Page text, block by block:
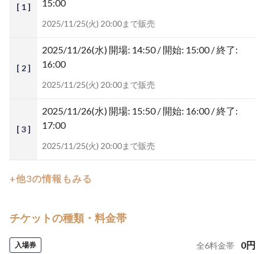
[ 1 ]
15:00
2025/11/25(火) 20:00まで販売
[ 2 ]
2025/11/26(水) 開場: 14:50 / 開始: 15:00 / 終了:
16:00
2025/11/25(火) 20:00まで販売
[ 3 ]
2025/11/26(水) 開場: 15:50 / 開始: 16:00 / 終了:
17:00
2025/11/25(火) 20:00まで販売
+他3の情報もみる
チケットの種類・料金帯
入場券 全6料金帯 0円